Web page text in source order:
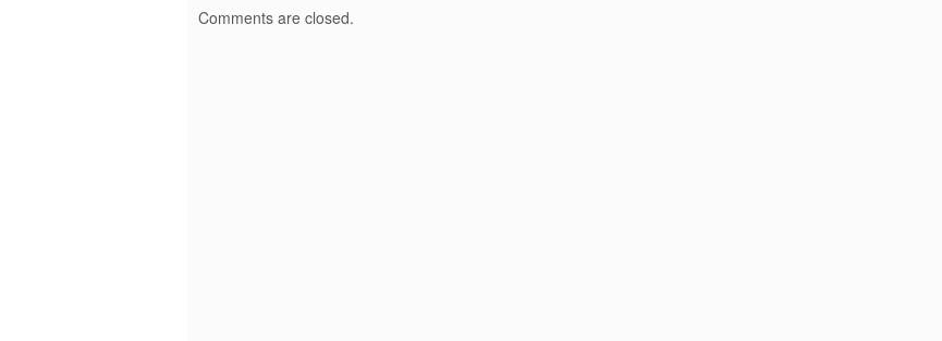
Comments are closed.